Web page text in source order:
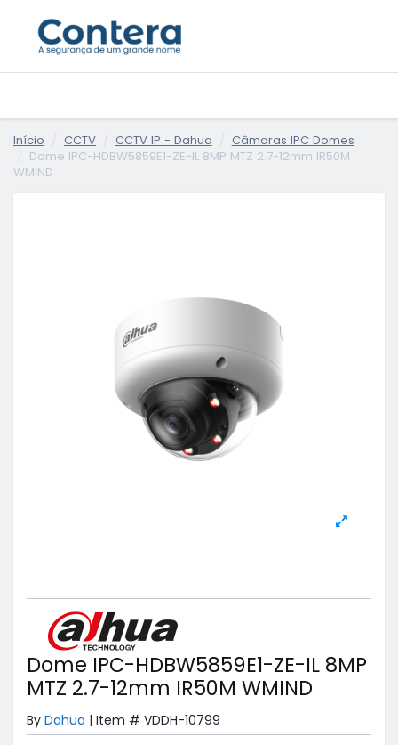
Início CCTV CCTV IP - Dahua
Câmaras IPC Domes
Dome IPC-HDBW5859E1-ZE-IL 8MP MTZ 2.7-12mm IR50M
WMIND
Dome IPC-HDBW5859E1-ZE-IL 8MP
MTZ 2.7-12mm IR50M WMIND
By Dahua | Item # VDDH-10799